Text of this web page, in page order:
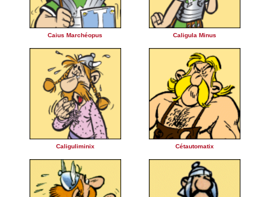
Caius Marchéopus Caligula Minus
Caliguliminix Cétautomatix